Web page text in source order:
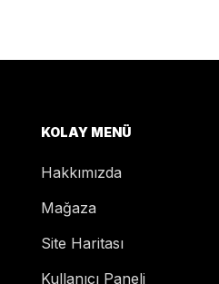
KOLAY MENÜ
Hakkımızda
Mağaza
Site Haritası
Kullanıcı Paneli